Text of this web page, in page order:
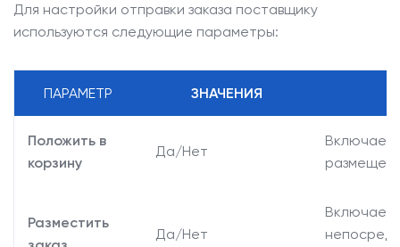
Для настройки отправки заказа поставщику
используются следующие параметры:
ПАРАМЕТР ЗНАЧЕНИЯ
Положить в
корзину
Да/Нет
Включает
Разместить
Да/Нет
Включает